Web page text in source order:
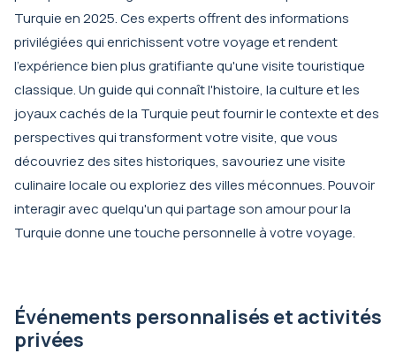
Turquie en 2025. Ces experts offrent des informations
privilégiées qui enrichissent votre voyage et rendent
l'expérience bien plus gratifiante qu'une visite touristique
classique. Un guide qui connaît l'histoire, la culture et les
joyaux cachés de la Turquie peut fournir le contexte et des
perspectives qui transforment votre visite, que vous
découvriez des sites historiques, savouriez une visite
culinaire locale ou exploriez des villes méconnues. Pouvoir
interagir avec quelqu'un qui partage son amour pour la
Turquie donne une touche personnelle à votre voyage.
Événements personnalisés et activités
privées